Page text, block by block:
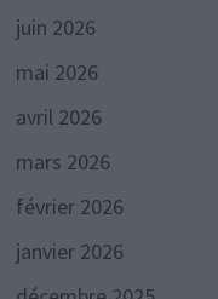
juin 2026
mai 2026
avril 2026
mars 2026
février 2026
janvier 2026